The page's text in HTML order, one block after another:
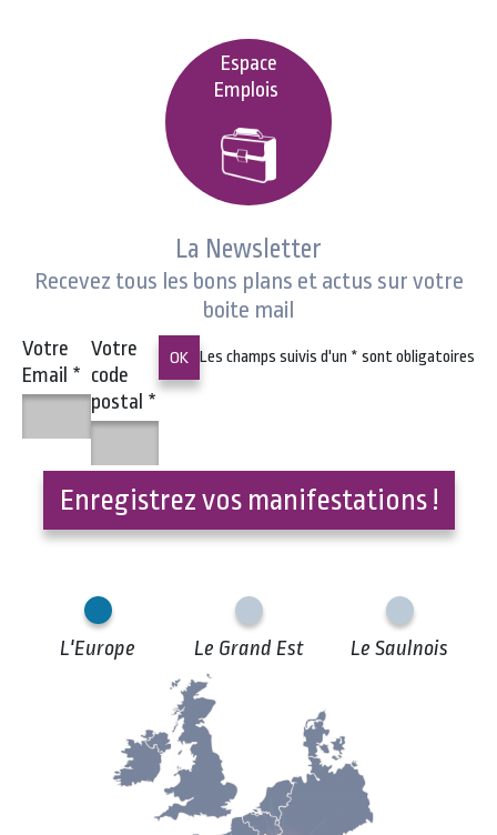
Espace
Emplois
La Newsletter
Recevez tous les bons plans et actus sur votre
boite mail
Votre
Email *
Votre
code
postal *
Les champs suivis d'un * sont obligatoires
Enregistrez vos manifestations !
L'Europe Le Grand Est Le Saulnois